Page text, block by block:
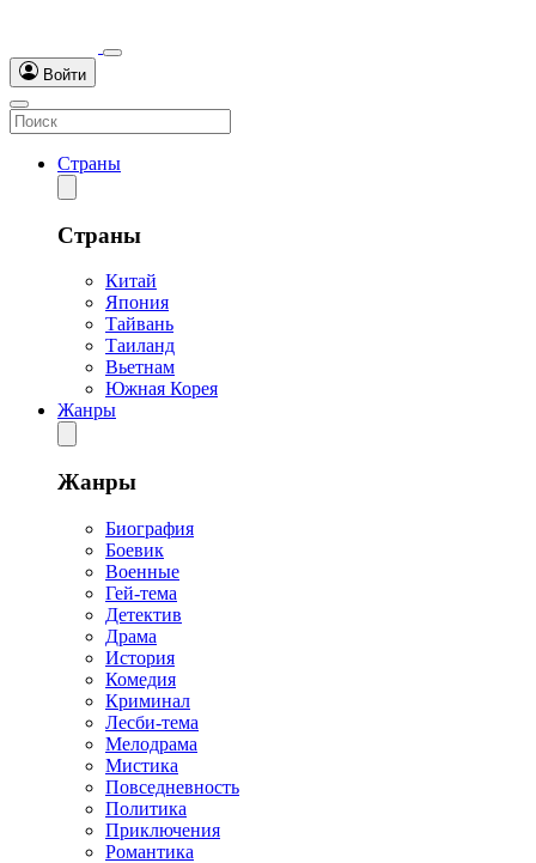
Войти
Страны
Страны
Китай
Япония
Тайвань
Таиланд
Вьетнам
Южная Корея
Жанры
Жанры
Биография
Боевик
Военные
Гей-тема
Детектив
Драма
История
Комедия
Криминал
Лесби-тема
Мелодрама
Мистика
Повседневность
Политика
Приключения
Романтика